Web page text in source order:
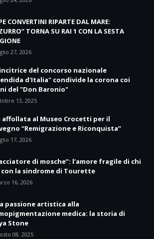
CONVERTINI RIPARTE DAL MARE:
TORNA SU RAI 1 CON LA SESTA
27, 2026
del concorso nazionale
d'Italia" condivide la corona coi
del "Don Baronio"
13, 2025
affollata al Museo Crocetti per il
“Remigrazione e Riconquista”
17, 2026
di mosche”: l’amore fragile di chi
con la sindrome di Tourette
16, 2026
passione artistica alla
medica: la storia di
Stone
08, 2025